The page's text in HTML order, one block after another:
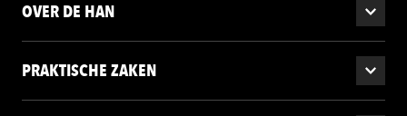
OVER DE HAN
PRAKTISCHE ZAKEN